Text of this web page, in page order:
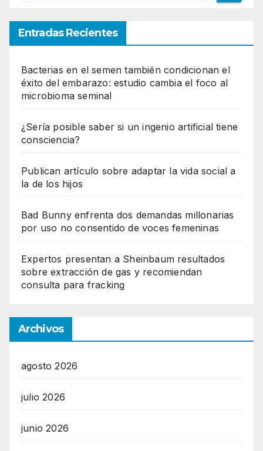
Entradas Recientes
Bacterias en el semen también condicionan el
éxito del embarazo: estudio cambia el foco al
microbioma seminal
¿Sería posible saber si un ingenio artificial tiene
consciencia?
Publican artículo sobre adaptar la vida social a
la de los hijos
Bad Bunny enfrenta dos demandas millonarias
por uso no consentido de voces femeninas
Expertos presentan a Sheinbaum resultados
sobre extracción de gas y recomiendan
consulta para fracking
Archivos
agosto 2026
julio 2026
junio 2026